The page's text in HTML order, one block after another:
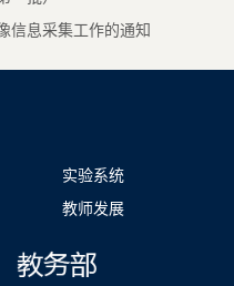
信息采集工作的通知
实验系统
教师发展